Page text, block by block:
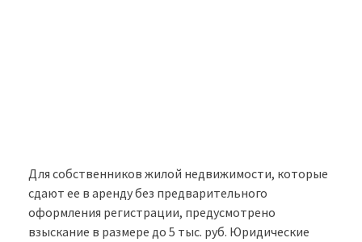
Для собственников жилой недвижимости, которые
сдают ее в аренду без предварительного
оформления регистрации, предусмотрено
взыскание в размере до 5 тыс. руб. Юридические